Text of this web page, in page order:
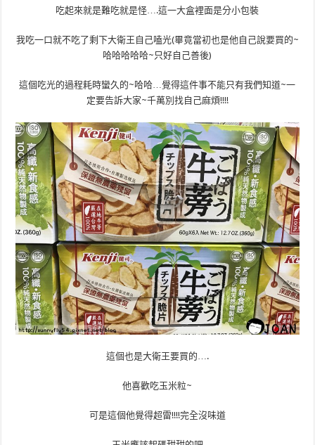
吃起來就是難吃就是怪….這一大盒裡面是分小包裝
我吃一口就不吃了剩下大衛王自己嗑光(畢竟當初也是他自己說要買的~
哈哈哈哈哈~只好自己善後)
這個吃光的過程耗時蠻久的~哈哈…覺得這件事不能只有我們知道~一
定要告訴大家~千萬別找自己麻煩!!!!
這個也是大衛王要買的….
他喜歡吃玉米粒~
可是這個他覺得超雷!!!!完全沒味道